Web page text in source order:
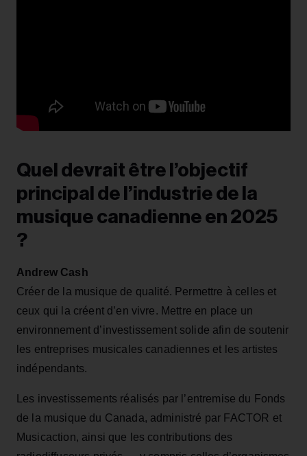
Quel devrait être l’objectif
principal de l’industrie de la
musique canadienne en 2025
?
Andrew Cash
Créer de la musique de qualité. Permettre à celles et
ceux qui la créent d’en vivre. Mettre en place un
environnement d’investissement solide afin de soutenir
les entreprises musicales canadiennes et les artistes
indépendants.
Les investissements réalisés par l’entremise du Fonds
de la musique du Canada, administré par FACTOR et
Musicaction, ainsi que les contributions des